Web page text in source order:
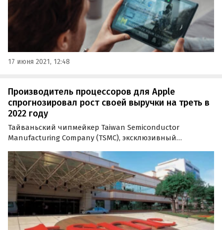
17 июня 2021, 12:48
Производитель процессоров для Apple
спрогнозировал рост своей выручки на треть в
2022 году
Тайваньский чипмейкер Taiwan Semiconductor
Manufacturing Company (TSMC), эксклюзивный
оптимистичным прогнозом на 2022 год.